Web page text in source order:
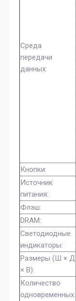
Среда
передачи
данных:
Кнопки:
Источник
питания:
Флэш:
DRAM:
Светодиодные
индикаторы:
Размеры (Ш × Д
× В):
Количество
одновременных